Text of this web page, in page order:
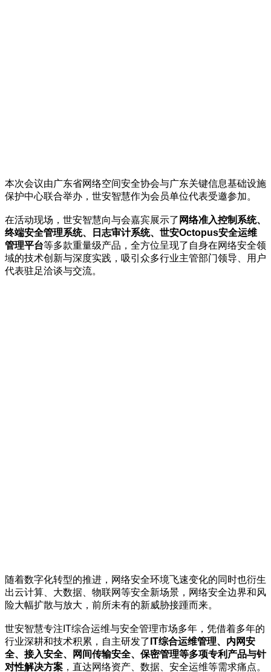
本次会议由广东省网络空间安全协会与广东关键信息基础设施
保护中心联合举办，世安智慧作为会员单位代表受邀参加。
在活动现场，世安智慧向与会嘉宾展示了 网络准入控制系统、
终端安全管理系统、日志审计系统、世安Octopus安全运维
管理平台等多款重量级产品，全方位呈现了自身在网络安全领
域的技术创新与深度实践，吸引众多行业主管部门领导、用户
代表驻足洽谈与交流。
随着数字化转型的推进，网络安全环境飞速变化的同时也衍生
出云计算、大数据、物联网等安全新场景，网络安全边界和风
险大幅扩散与放大，前所未有的新威胁接踵而来。
世安智慧专注IT综合运维与安全管理市场多年，凭借着多年的
行业深耕和技术积累，自主研发了 IT综合运维管理、内网安
全、接入安全、网间传输安全、保密管理等多项专利产品与针
对性解决方案 ，直达网络资产、数据、安全运维等需求痛点。